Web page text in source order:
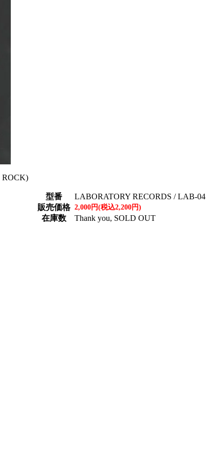
ROCK)
型番
LABORATORY RECORDS / LAB-04
販売価格 2,000円(税込2,200円)
在庫数 Thank you, SOLD OUT